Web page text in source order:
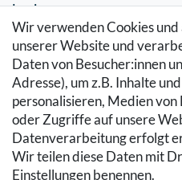
Wir verwenden Cookies und
unserer Website und
Daten von Besucher:innen
Adresse), um z.B. Inhalte
personalisieren, Medien
oder Zugriffe auf unsere
Datenverarbeitung erfolgt
Wir teilen diese Daten mit
Einstellungen benennen.
Login
SERVICE
Zahlung & Versand
Warenkorb
Zur Kasse
Hilfe
RECHTLICHES